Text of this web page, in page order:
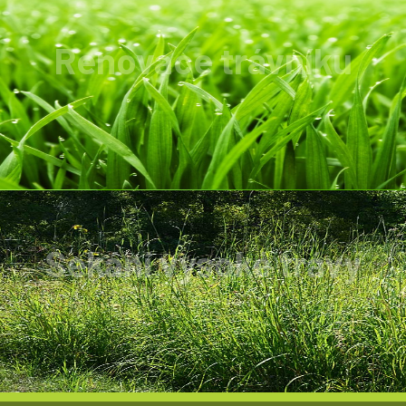
Renovace trávníku
Trávník zbavíme prořežeme, poté zbavíme
plevelů, mechu A samozřejmně zahustíme.
Sekání vysoké trávy
Trává, nálety s výškou 2metry není problém.